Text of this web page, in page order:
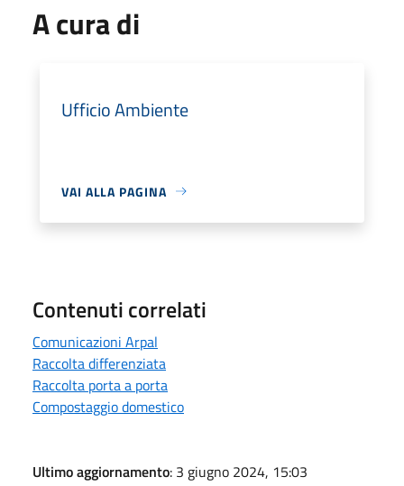
A cura di
Ufficio Ambiente
VAI ALLA PAGINA
Contenuti correlati
Comunicazioni Arpal
Raccolta differenziata
Raccolta porta a porta
Compostaggio domestico
Ultimo aggiornamento: 3 giugno 2024, 15:03